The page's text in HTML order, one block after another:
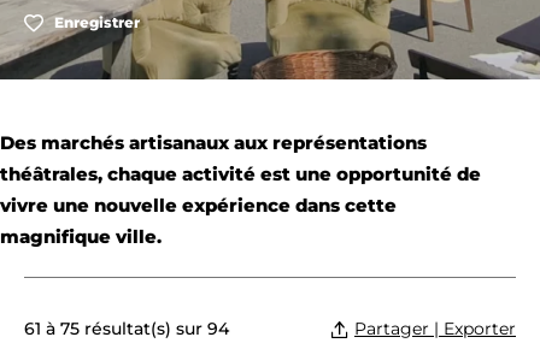
Enregistrer
Des marchés artisanaux aux représentations
théâtrales, chaque activité est une opportunité de
vivre une nouvelle expérience dans cette
magnifique ville.
61 à 75 résultat(s) sur 94 Partager | Exporter